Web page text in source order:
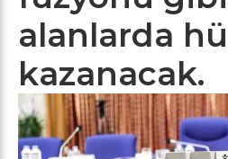
alanlarda
kazanacak.